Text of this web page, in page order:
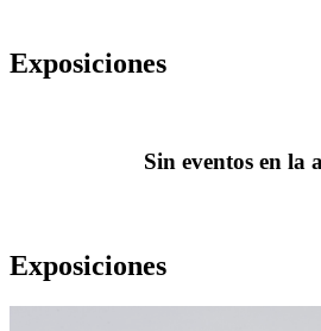
Exposiciones
Sin eventos en la
Exposiciones